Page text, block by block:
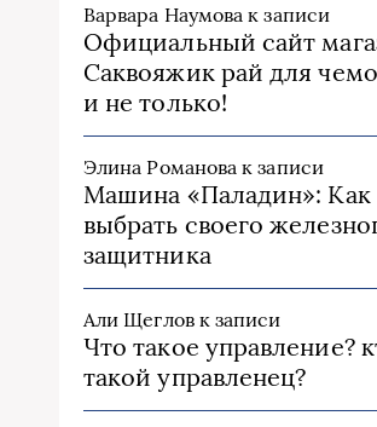
Варвара Наумова к записи
Официальный сайт
Саквояжик рай для
и не только!
Элина Романова к записи
Машина «Паладин»: Как
выбрать своего
защитника
Али Щегловк записи
Что такое управление?
такой управленец?